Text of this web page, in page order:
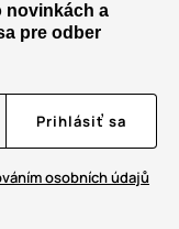
novinkách a
pre odber
Prihlásiť sa
osobních údajů